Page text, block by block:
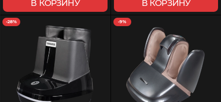
В КОРЗИНУ В КОРЗИНУ
-28% -9%